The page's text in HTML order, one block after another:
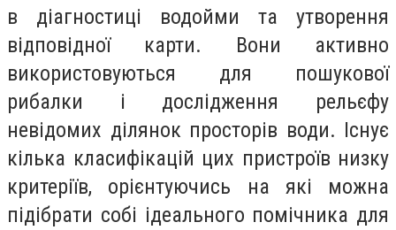
в діагностиці водойми та утворення
відповідної карти. Вони активно
використовуються для пошукової
рибалки і дослідження рельєфу
невідомих ділянок просторів води. Існує
кілька класифікацій цих пристроїв низку
критеріїв, орієнтуючись на які можна
підібрати собі ідеального помічника для